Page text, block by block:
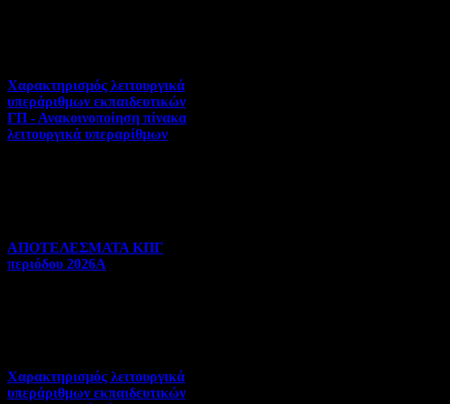
Χαρακτηρισμός λειτουργικά
υπεράριθμων εκπαιδευτικών
ΓΠ - Ανακοινοποίηση πίνακα
λειτουργικά υπεραρίθμων
ΑΠΟΤΕΛΕΣΜΑΤΑ ΚΠΓ
περιόδου 2026Α
Χαρακτηρισμός λειτουργικά
υπεράριθμων εκπαιδευτικών